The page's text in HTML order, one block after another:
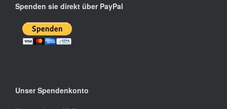
Spenden sie direkt über PayPal
Unser Spendenkonto